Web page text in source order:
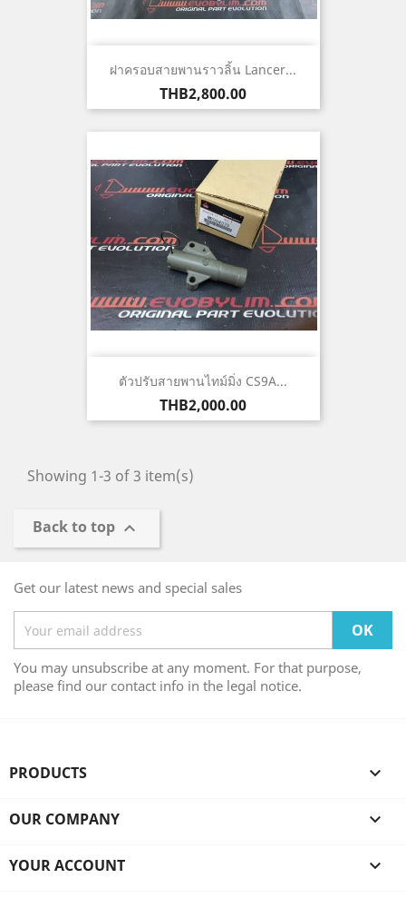
ฝาครอบสายพานราวลิ้น Lancer...
Price
THB2,800.00
ตัวปรับสายพานไทม์มิ่ง CS9A...
Price
THB2,000.00
Showing 1-3 of 3 item(s)
Back to top 
Get our latest news and special sales
You may unsubscribe at any moment. For that purpose,
please find our contact info in the legal notice.
PRODUCTS 
OUR COMPANY 
YOUR ACCOUNT 